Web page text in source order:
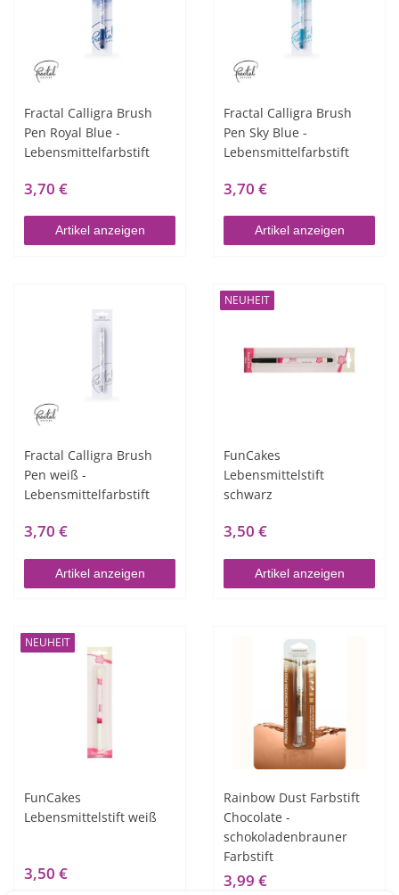
Fractal Calligra Brush
Pen Royal Blue -
Lebensmittelfarbstift
3,70 €
Artikel anzeigen
Fractal Calligra Brush
Pen Sky Blue -
Lebensmittelfarbstift
3,70 €
Artikel anzeigen
Fractal Calligra Brush
Pen weiß -
Lebensmittelfarbstift
3,70 €
Artikel anzeigen
NEUHEIT
FunCakes
Lebensmittelstift
schwarz
3,50 €
Artikel anzeigen
NEUHEIT
FunCakes
Lebensmittelstift weiß
3,50 €
Rainbow Dust Farbstift
Chocolate -
schokoladenbrauner
Farbstift
3,99 €